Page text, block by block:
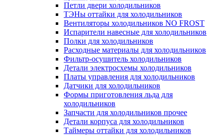
Петли двери холодильников
ТЭНы оттайки для холодильников
Вентиляторы холодильников NO FROST
Испарители навесные для холодильников
Полки для холодильников
Расходные материалы для холодильников
Фильтр-осушитель холодильников
Детали электросхемы холодильников
Платы управления для холодильников
Датчики для холодильников
Формы приготовления льда для
холодильников
Запчасти для холодильников прочее
Детали корпуса для холодильников
Таймеры оттайки для холодильников